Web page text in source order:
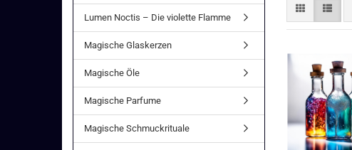
Lumen Noctis – Die violette Flamme
Magische Glaskerzen
Magische Öle
Magische Parfume
Magische Schmuckrituale